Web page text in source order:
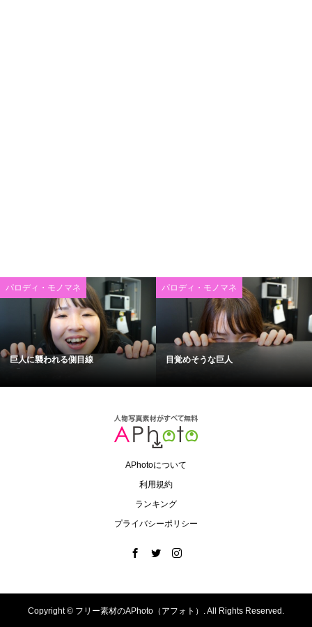
パロディ・モノマネ
巨人に襲われる側目線
パロディ・モノマネ
目覚めそうな巨人
APhotoについて
利用規約
ランキング
プライバシーポリシー
Copyright © フリー素材のAPhoto（アフォト）. All Rights Reserved.